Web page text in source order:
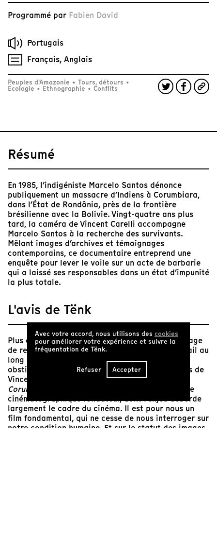
Programmé par Fabien David
Portugais
Français, Anglais
Peuples d'Amazonie • Tours, détours •
Écologie • Ethnographie • Conflits
Résumé
En 1985, l’indigéniste Marcelo Santos dénonce
publiquement un massacre d’Indiens à Corumbiara,
dans l’État de Rondônia, près de la frontière
brésilienne avec la Bolivie. Vingt-quatre ans plus
tard, la caméra de Vincent Carelli accompagne
Marcelo Santos à la recherche des survivants.
Mêlant images d’archives et témoignages
contemporains, ce documentaire entreprend une
enquête pour lever le voile sur un acte de barbarie
qui a laissé ses responsables dans un état d’impunité
la plus totale.
L'avis de Tënk
Plus que tout autre, cet avis se veut un témoignage
de reconnaissance et d’admiration. Pour le travail au
long cours, pour l’effort continu et l’attention
obstinée que manifestent les films et le parcours de
Vincent Carelli. Ce film-ci au plus haut point :
Corumbiara
. Car il est à certains égards un geste
cinématographique fondateur, dont l’enjeu déborde
largement le cadre du cinéma. Il est pour nous un
film fondamental, qui ne cesse de nous interroger sur
notre condition humaine. Et sur le statut des images,
Avec votre accord, nous utilisons des cookies
pour améliorer votre expérience et suivre la
fréquentation de Tënk.
Refuser Accepter